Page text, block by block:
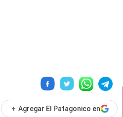
+ Agregar El Patagonico en